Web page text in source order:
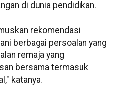
di dunia pendidikan.
rekomendasi
berbagai persoalan yang
remaja yang
bersama termasuk
katanya.